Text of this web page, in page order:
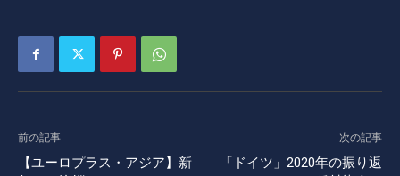
前の記事
【ユーロプラス・アジア】新
次の記事
「ドイツ」2020年の振り返